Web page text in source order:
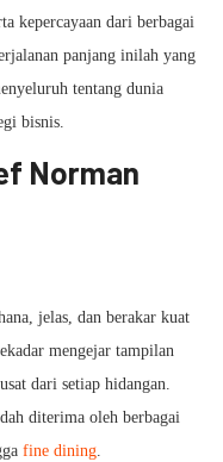
kepercayaan dari berbagai
panjang inilah yang
tentang dunia
bisnis.
Norman
jelas, dan berakar kuat
mengejar tampilan
dari setiap hidangan.
diterima oleh berbagai
fine dining.